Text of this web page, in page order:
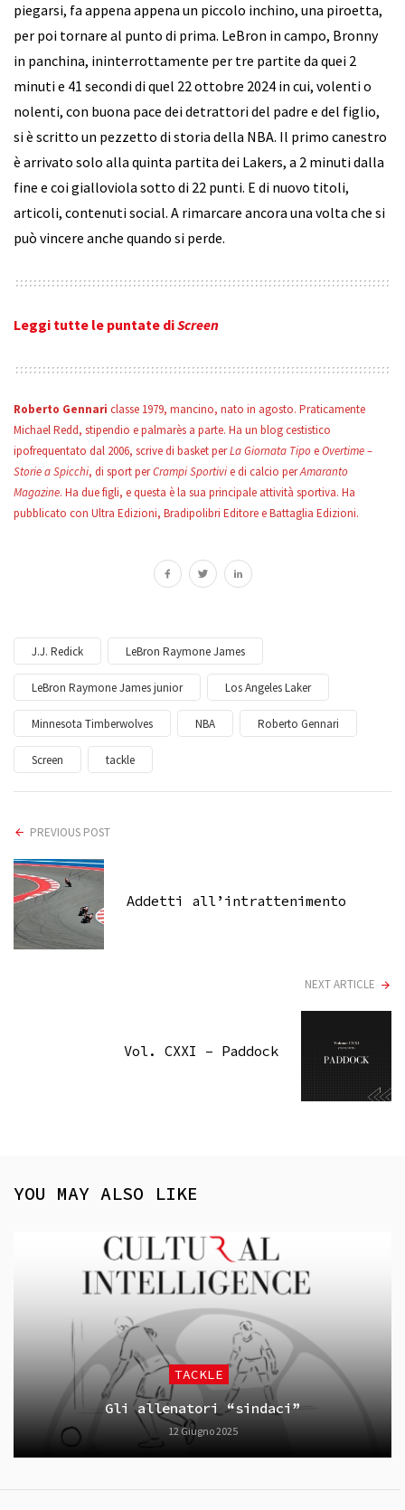
piegarsi, fa appena appena un piccolo inchino, una piroetta,
per poi tornare al punto di prima. LeBron in campo, Bronny
in panchina, ininterrottamente per tre partite da quei 2
minuti e 41 secondi di quel 22 ottobre 2024 in cui, volenti o
nolenti, con buona pace dei detrattori del padre e del figlio,
si è scritto un pezzetto di storia della NBA. Il primo canestro
è arrivato solo alla quinta partita dei Lakers, a 2 minuti dalla
fine e coi gialloviola sotto di 22 punti. E di nuovo titoli,
articoli, contenuti social. A rimarcare ancora una volta che si
può vincere anche quando si perde.
Leggi tutte le puntate diScreen
Roberto Gennari classe 1979, mancino, nato in agosto. Praticamente
Michael Redd, stipendio e palmarès a parte. Ha un blog cestistico
ipofrequentato dal 2006, scrive di basket perLa Giornata TipoeOvertime –
Storie a Spicchi, di sport perCrampi Sportivie di calcio perAmaranto
Magazine. Ha due figli, e questa è la sua principale attività sportiva. Ha
pubblicato con Ultra Edizioni, Bradipolibri Editore e Battaglia Edizioni.
J.J. Redick LeBron Raymone James
LeBron Raymone James junior Los Angeles Laker
Minnesota Timberwolves NBA Roberto Gennari
Screen tackle
PREVIOUS POST
Addetti all’intrattenimento
NEXT ARTICLE
Vol. CXXI – Paddock
YOU MAY ALSO LIKE
TACKLE
Gli allenatori “sindaci”
12 Giugno 2025